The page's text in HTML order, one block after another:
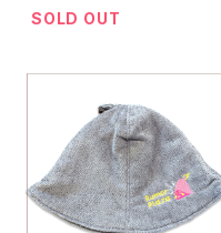
SOLD OUT